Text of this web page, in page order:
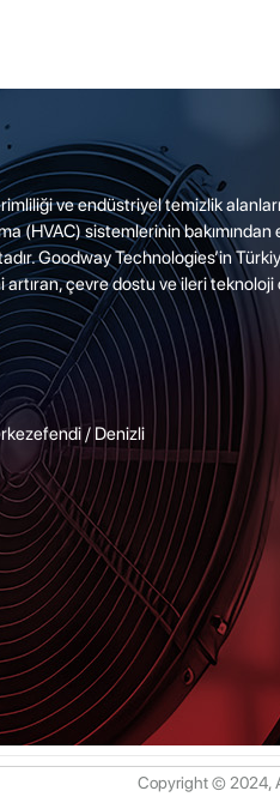
ve endüstriyel temizlik
(HVAC) sistemlerinin
Goodway Technologies’in
çevre dostu ve ileri
/ Denizli
Copyright © 2024,